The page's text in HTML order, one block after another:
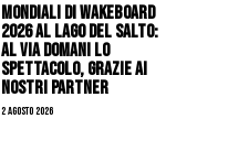
Mondiali di Wakeboard
2026 al Lago del Salto:
al via domani lo
spettacolo, grazie ai
nostri Partner
2 Agosto 2026